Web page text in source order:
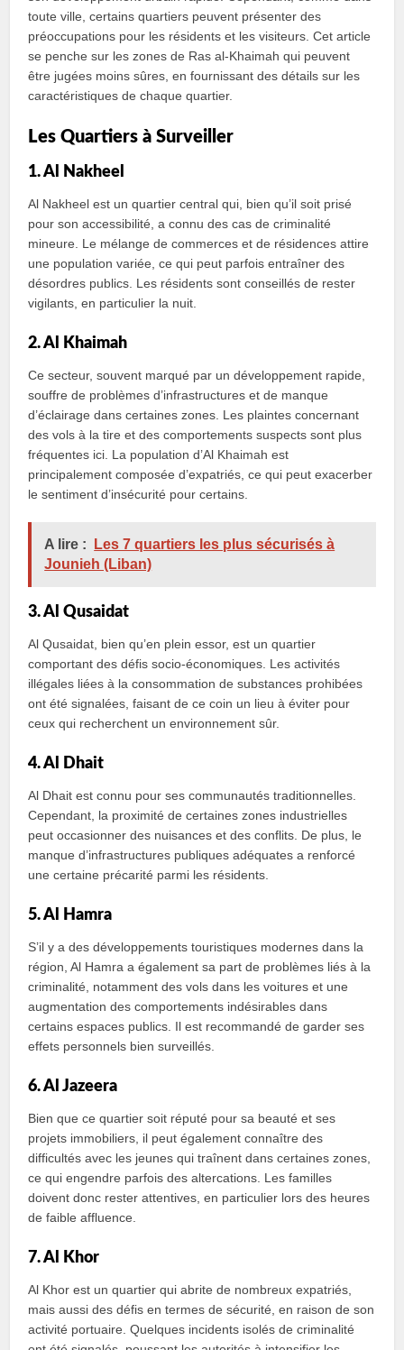
toute ville, certains quartiers peuvent présenter des
préoccupations pour les résidents et les visiteurs. Cet article
se penche sur les zones de Ras al-Khaimah qui peuvent
être jugées moins sûres, en fournissant des détails sur les
caractéristiques de chaque quartier.
Les Quartiers à Surveiller
1. Al Nakheel
Al Nakheel est un quartier central qui, bien qu’il soit prisé
pour son accessibilité, a connu des cas de criminalité
mineure. Le mélange de commerces et de résidences attire
une population variée, ce qui peut parfois entraîner des
désordres publics. Les résidents sont conseillés de rester
vigilants, en particulier la nuit.
2. Al Khaimah
Ce secteur, souvent marqué par un développement rapide,
souffre de problèmes d’infrastructures et de manque
d’éclairage dans certaines zones. Les plaintes concernant
des vols à la tire et des comportements suspects sont plus
fréquentes ici. La population d’Al Khaimah est
principalement composée d’expatriés, ce qui peut exacerber
le sentiment d’insécurité pour certains.
A lire :
Les 7 quartiers les plus sécurisés à
Jounieh (Liban)
3. Al Qusaidat
Al Qusaidat, bien qu’en plein essor, est un quartier
comportant des défis socio-économiques. Les activités
illégales liées à la consommation de substances prohibées
ont été signalées, faisant de ce coin un lieu à éviter pour
ceux qui recherchent un environnement sûr.
4. Al Dhait
Al Dhait est connu pour ses communautés traditionnelles.
Cependant, la proximité de certaines zones industrielles
peut occasionner des nuisances et des conflits. De plus, le
manque d’infrastructures publiques adéquates a renforcé
une certaine précarité parmi les résidents.
5. Al Hamra
S’il y a des développements touristiques modernes dans la
région, Al Hamra a également sa part de problèmes liés à la
criminalité, notamment des vols dans les voitures et une
augmentation des comportements indésirables dans
certains espaces publics. Il est recommandé de garder ses
effets personnels bien surveillés.
6. Al Jazeera
Bien que ce quartier soit réputé pour sa beauté et ses
projets immobiliers, il peut également connaître des
difficultés avec les jeunes qui traînent dans certaines zones,
ce qui engendre parfois des altercations. Les familles
doivent donc rester attentives, en particulier lors des heures
de faible affluence.
7. Al Khor
Al Khor est un quartier qui abrite de nombreux expatriés,
mais aussi des défis en termes de sécurité, en raison de son
activité portuaire. Quelques incidents isolés de criminalité